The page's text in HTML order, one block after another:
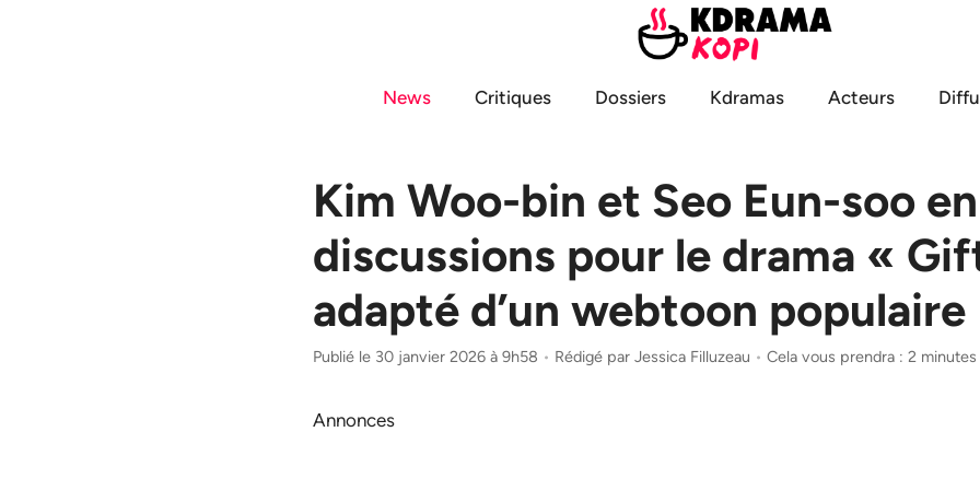
News
Critiques Dossiers Kdramas Acteurs
Kim Woo-bin et Seo Eun-soo en
discussions pour le drama «
adapté d’un webtoon populaire
Publié le 30 janvier 2026 à 9h58 • Rédigé par Jessica Filluzeau • Cela vous prendra : 2 minutes
Annonces